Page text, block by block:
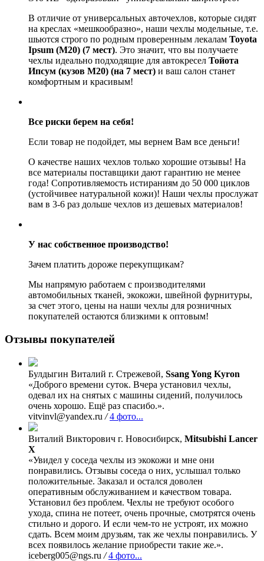
В отличие от универсальных авточехлов, которые сидят
на креслах «мешкообразно», наши чехлы модельные, т.е.
шьются строго по родным проверенным лекалам Toyota
Ipsum (M20) (7 мест). Это значит, что вы получаете
чехлы идеально подходящие для автокресел Тойота
Ипсум (кузов М20) (на 7 мест) и ваш салон станет
комфортным и красивым!
Все риски берем на себя!
Если товар не подойдет, мы вернем Вам все деньги!
О качестве наших чехлов только хорошие отзывы! На
все материалы поставщики дают гарантию не менее
года! Сопротивляемость истираниям до 50 000 циклов
(устойчивее натуральной кожи)! Наши чехлы прослужат
вам в 3-6 раз дольше чехлов из дешевых материалов!
У нас собственное производство!
Зачем платить дороже перекупщикам?
Мы напрямую работаем с производителями
автомобильных тканей, экокожи, швейной фурнитуры,
за счет этого, цены на наши чехлы для розничных
покупателей остаются близкими к оптовым!
Отзывы покупателей
Булдыгин Виталий г. Стрежевой, Ssang Yong Kyron
«Доброго времени суток. Вчера установил чехлы,
одевал их на снятых с машины сидений, получилось
очень хорошо. Ещё раз спасибо.».
vitvinvl@yandex.ru / 4 фото...
Виталий Викторович г. Новосибирск, Mitsubishi Lancer
X
«Увидел у соседа чехлы из экокожи и мне они
понравились. Отзывы соседа о них, услышал только
положительные. Заказал и остался доволен
оперативным обслуживанием и качеством товара.
Установил без проблем. Чехлы не требуют особого
ухода, спина не потеет, очень прочные, смотрятся очень
стильно и дорого. И если чем-то не устроят, их можно
сдать. Всем моим друзьям, так же чехлы понравились. У
всех появилось желание приобрести такие же.».
iceberg005@ngs.ru / 4 фото...